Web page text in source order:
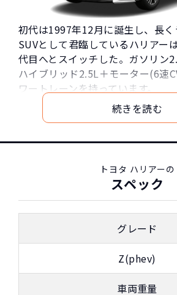
初代は1997年12月に誕生し、長く
SUVとして君臨しているハリアー
代目へとスイッチした。ガソリン
ハイブリッド2.5L＋モーター(6速
ワートレーンを持っています。
流麗なクーペタイプのフォルムは
大きく超えた絶対的な存在となっ
立体的なリアの造形デザインは唯
NORIDOKI指定オプションは、Z系
パノラマサンルーフ｣｢パノラミッ
｢スペアタイヤ｣。Sグレードが｢ス
トヨタ ハリアーの
スペック
グレード
Z(phev)
車両重量